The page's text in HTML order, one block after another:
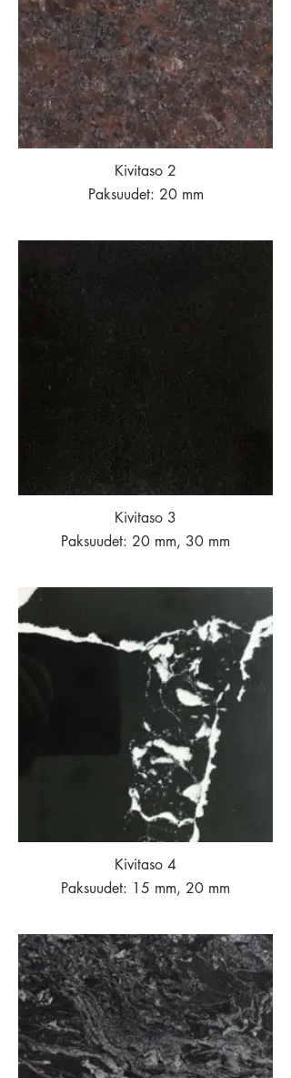
Kivitaso 2
Paksuudet: 20 mm
Kivitaso 3
Paksuudet: 20 mm, 30 mm
Kivitaso 4
Paksuudet: 15 mm, 20 mm